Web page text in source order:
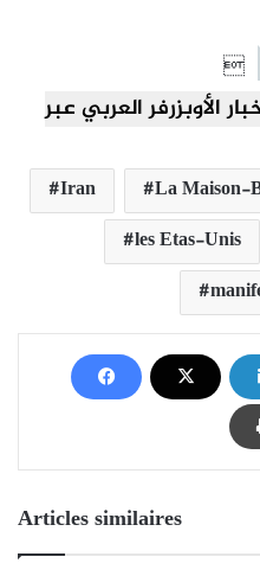

Iran La Maison-
les Etas-Unis
Articles similaires